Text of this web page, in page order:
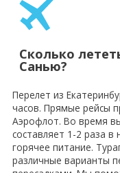
Сколько
Санью?
Перелет из
часов. Прямые рейсы
Аэрофлот. Во время
составляет 1-2 раза в
горячее питание.
различные варианты